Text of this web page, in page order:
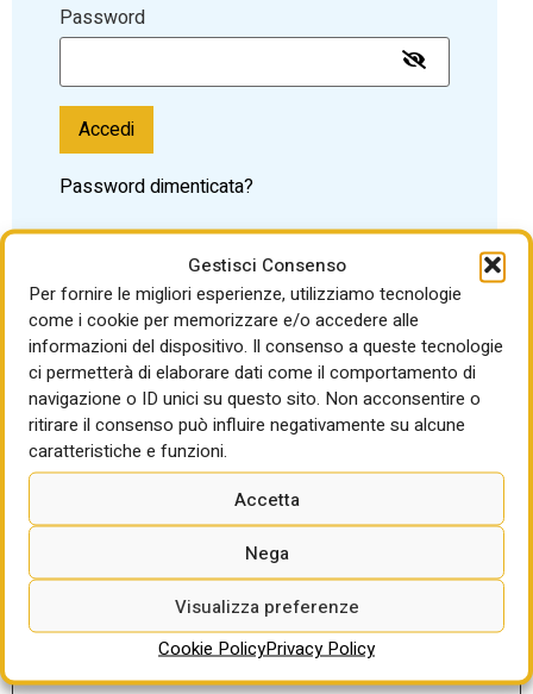
Gestisci Consenso
Per fornire le migliori esperienze, utilizziamo tecnologie
come i cookie per memorizzare e/o accedere alle
informazioni del dispositivo. Il consenso a queste tecnologie
ci permetterà di elaborare dati come il comportamento di
navigazione o ID unici su questo sito. Non acconsentire o
ritirare il consenso può influire negativamente su alcune
caratteristiche e funzioni.
Accetta
Nega
Visualizza preferenze
Cookie PolicyPrivacy Policy
Password
Accedi
Password dimenticata?
LEGGI ANCHE
DIARIO DEI NUOVI APPALTI
Dal dialogo al reato: la Cassazione frena la
rilevanza penale delle interlocuzioni nel
PPP
di Gabriella Sparano
Incentivi tecnici, storia di norme e diritti
vigenti sulla carta ma disapplicati nella
sostanza da molte stazioni appaltanti